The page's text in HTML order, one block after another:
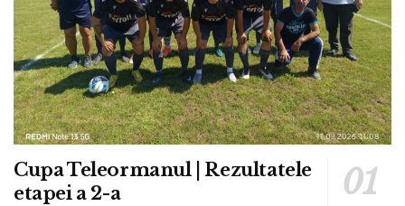
Cupa Teleormanul | Rezultatele
etapei a 2-a